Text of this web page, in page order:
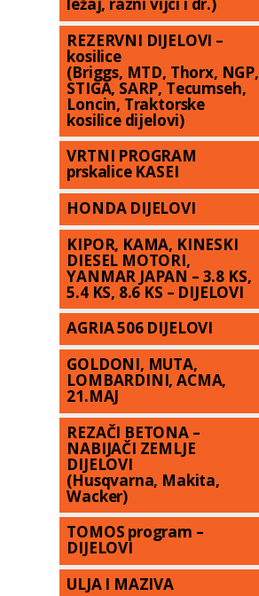
REZERVNI DIJELOVI –
kosilice
(Briggs, MTD, Thorx, NGP,
STIGA, SARP, Tecumseh,
Loncin, Traktorske
kosilice dijelovi)
VRTNI PROGRAM
prskalice KASEI
HONDA DIJELOVI
KIPOR, KAMA, KINESKI
DIESEL MOTORI,
YANMAR JAPAN – 3.8 KS,
5.4 KS, 8.6 KS – DIJELOVI
AGRIA 506 DIJELOVI
GOLDONI, MUTA,
LOMBARDINI, ACMA,
21.MAJ
REZAČI BETONA –
NABIJAČI ZEMLJE
DIJELOVI
(Husqvarna, Makita,
Wacker)
TOMOS program –
DIJELOVI
ULJA I MAZIVA